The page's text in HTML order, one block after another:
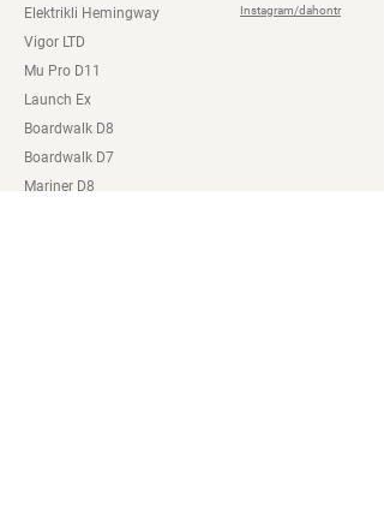
Elektrikli Hemingway
Vigor LTD
Mu Pro D11
Launch Ex
Boardwalk D8
Boardwalk D7
Mariner D8
Instagram/dahontr